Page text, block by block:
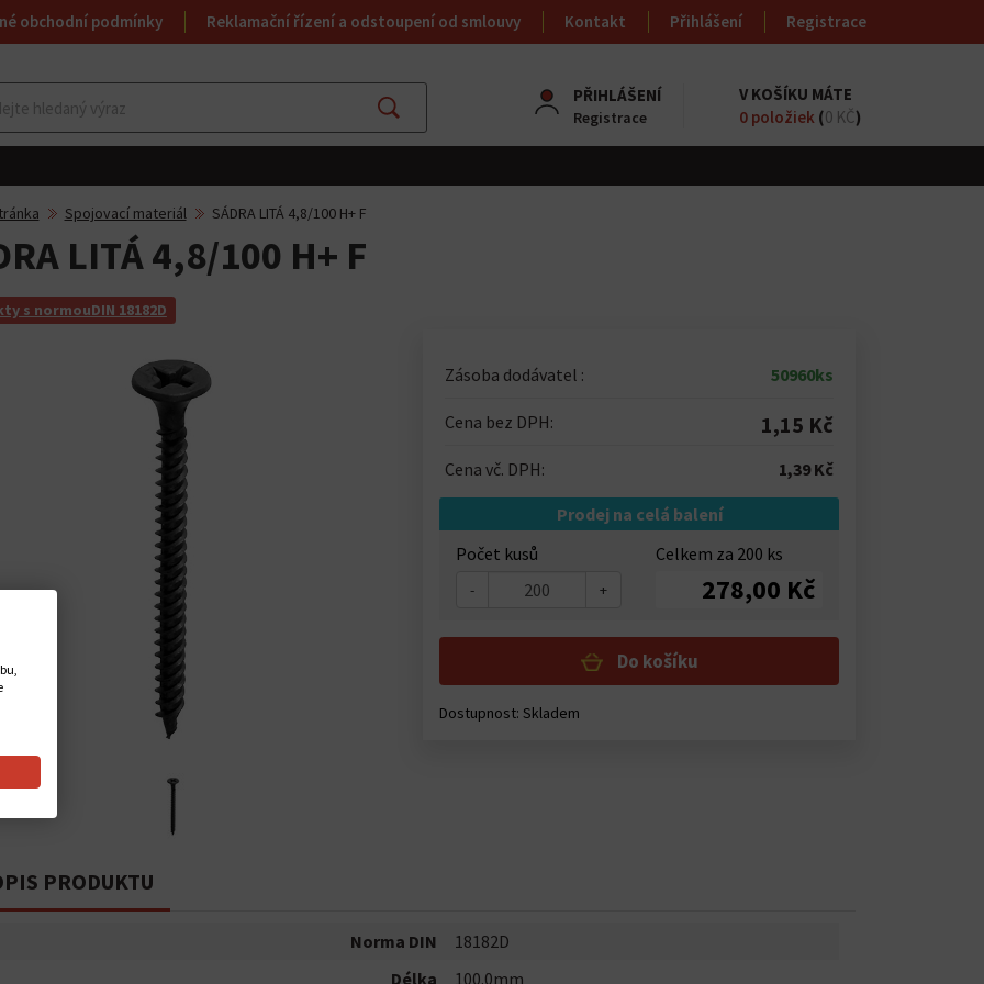
obchodní podmínky Reklamační řízení a odstoupení od smlouvy Kontakt Přihlášení Registrace
Najít
PŘIHLÁŠENÍ
Registrace
V KOŠÍKU MÁTE
0 položiek (0 KČ)
Spojovací materiál SÁDRA LITÁ 4,8/100 H+ F
LITÁ 4,8/100 H+ F
s normouDIN 18182D
Zásoba dodávatel : 50960ks
Cena bez DPH: 1,15 Kč
Cena vč. DPH: 1,39 Kč
Prodej na celá balení
Počet kusů
- +
Celkem za 200 ks
278,00 Kč
Do košíku
Dostupnost:Skladem
PRODUKTU
Norma DIN
18182D
Délka
100.0mm